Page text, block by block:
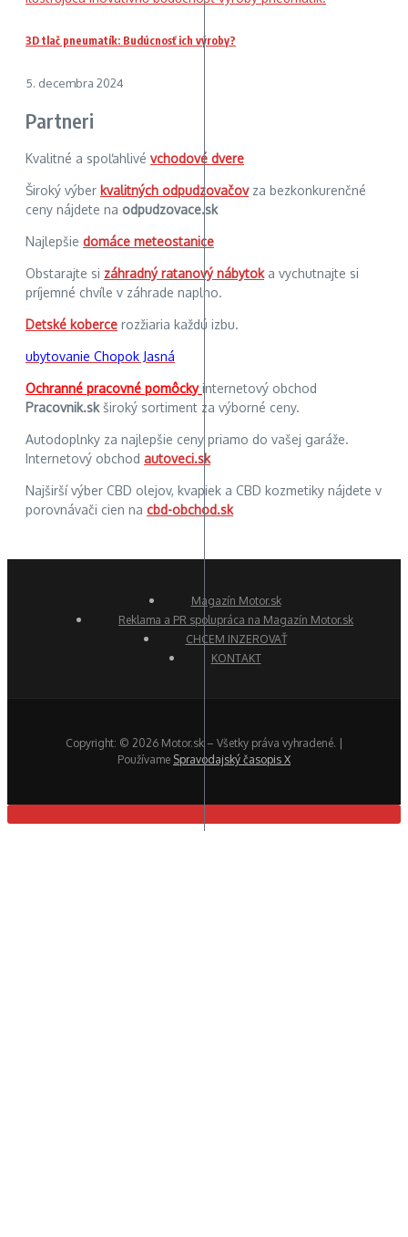
3D tlač pneumatík: Budúcnosť ich výroby?
5. decembra 2024
Partneri
Kvalitné a spoľahlivé vchodové dvere
Široký výber kvalitných odpudzovačovza bezkonkurenčné
ceny nájdete na odpudzovace.sk
Najlepšie domáce meteostanice
Obstarajte si záhradný ratanový nábytoka vychutnajte si
príjemné chvíle v záhrade naplno.
Detské koberce rozžiaria každú izbu.
ubytovanie Chopok Jasná
Ochranné pracovné pomôckyinternetový obchod
Pracovnik.skširoký sortiment za výborné ceny.
Autodoplnky za najlepšie ceny priamo do vašej garáže.
Internetový obchod autoveci.sk
Najširší výber CBD olejov, kvapiek a CBD kozmetiky nájdete v
porovnávači cien na cbd-obchod.sk
Magazín Motor.sk
Reklama a PR spolupráca na Magazín Motor.sk
CHCEM INZEROVAŤ
KONTAKT
Copyright: © 2026 Motor.sk – Všetky práva vyhradené. |
Používame Spravodajský časopis X